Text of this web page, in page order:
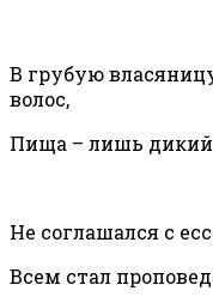
В грубую
волос,
Пища – лишь дикий
Не соглашался с
Всем стал